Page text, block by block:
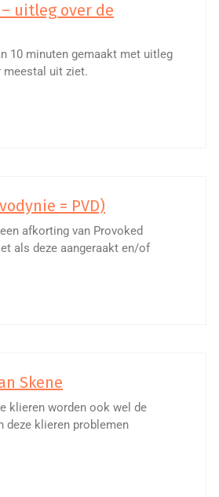
uitleg over de
10 minuten gemaakt met uitleg
meestal uit ziet.
= PVD)
afkorting van Provoked
als deze aangeraakt en/of
Skene
klieren worden ook wel de
deze klieren problemen